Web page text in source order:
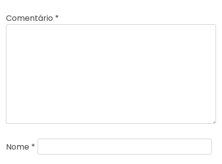
Comentário *
Nome *